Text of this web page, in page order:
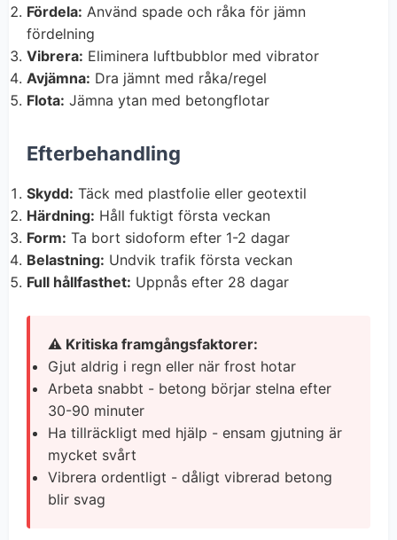
Fördela: Använd spade och råka för jämn
fördelning
Vibrera: Eliminera luftbubblor med vibrator
Avjämna: Dra jämnt med råka/regel
Flota: Jämna ytan med betongflotar
Efterbehandling
Skydd: Täck med plastfolie eller geotextil
Härdning: Håll fuktigt första veckan
Form: Ta bort sidoform efter 1-2 dagar
Belastning: Undvik trafik första veckan
Full hållfasthet: Uppnås efter 28 dagar
⚠️ Kritiska framgångsfaktorer:
Gjut aldrig i regn eller när frost hotar
Arbeta snabbt - betong börjar stelna efter
30-90 minuter
Ha tillräckligt med hjälp - ensam gjutning är
mycket svårt
Vibrera ordentligt - dåligt vibrerad betong
blir svag